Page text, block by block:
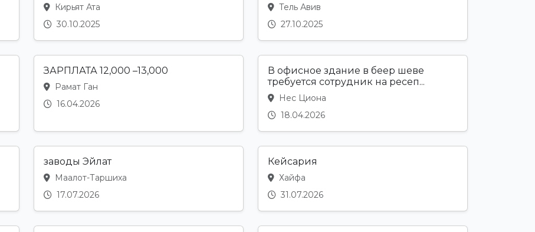
Кирьят Ата
30.10.2025
Тель Авив
27.10.2025
ЗАРПЛАТА 12,000 –13,000
Рамат Ган
16.04.2026
В офисное здание в беер шеве
требуется сотрудник на ресеп...
Нес Циона
18.04.2026
заводы Эйлат
Маалот-Таршиха
17.07.2026
Кейсария
Хайфа
31.07.2026